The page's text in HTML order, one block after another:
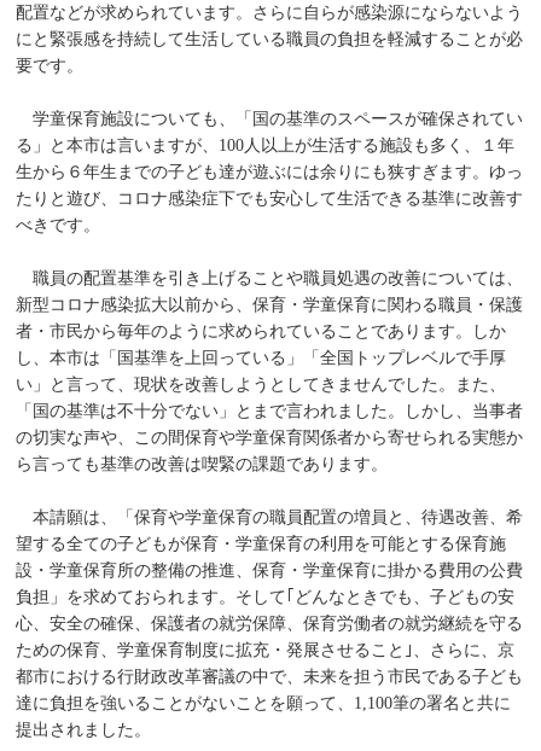
配置などが求められています。さらに自らが感染源にならないよう
にと緊張感を持続して生活している職員の負担を軽減することが必
要です。
学童保育施設についても、「国の基準のスペースが確保されてい
る」と本市は言いますが、100人以上が生活する施設も多く、１年
生から６年生までの子ども達が遊ぶには余りにも狭すぎます。ゆっ
たりと遊び、コロナ感染症下でも安心して生活できる基準に改善す
べきです。
職員の配置基準を引き上げることや職員処遇の改善については、
新型コロナ感染拡大以前から、保育・学童保育に関わる職員・保護
者・市民から毎年のように求められていることであります。しか
し、本市は「国基準を上回っている」「全国トップレベルで手厚
い」と言って、現状を改善しようとしてきませんでした。また、
「国の基準は不十分でない」とまで言われました。しかし、当事者
の切実な声や、この間保育や学童保育関係者から寄せられる実態か
ら言っても基準の改善は喫緊の課題であります。
本請願は、「保育や学童保育の職員配置の増員と、待遇改善、希
望する全ての子どもが保育・学童保育の利用を可能とする保育施
設・学童保育所の整備の推進、保育・学童保育に掛かる費用の公費
負担」を求めておられます。そして｢どんなときでも、子どもの安
心、安全の確保、保護者の就労保障、保育労働者の就労継続を守る
ための保育、学童保育制度に拡充・発展させること｣、さらに、京
都市における行財政改革審議の中で、未来を担う市民である子ども
達に負担を強いることがないことを願って、1,100筆の署名と共に
提出されました。